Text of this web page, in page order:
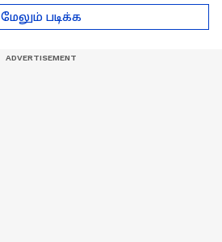
of Power Walking
மேலும் படிக்க